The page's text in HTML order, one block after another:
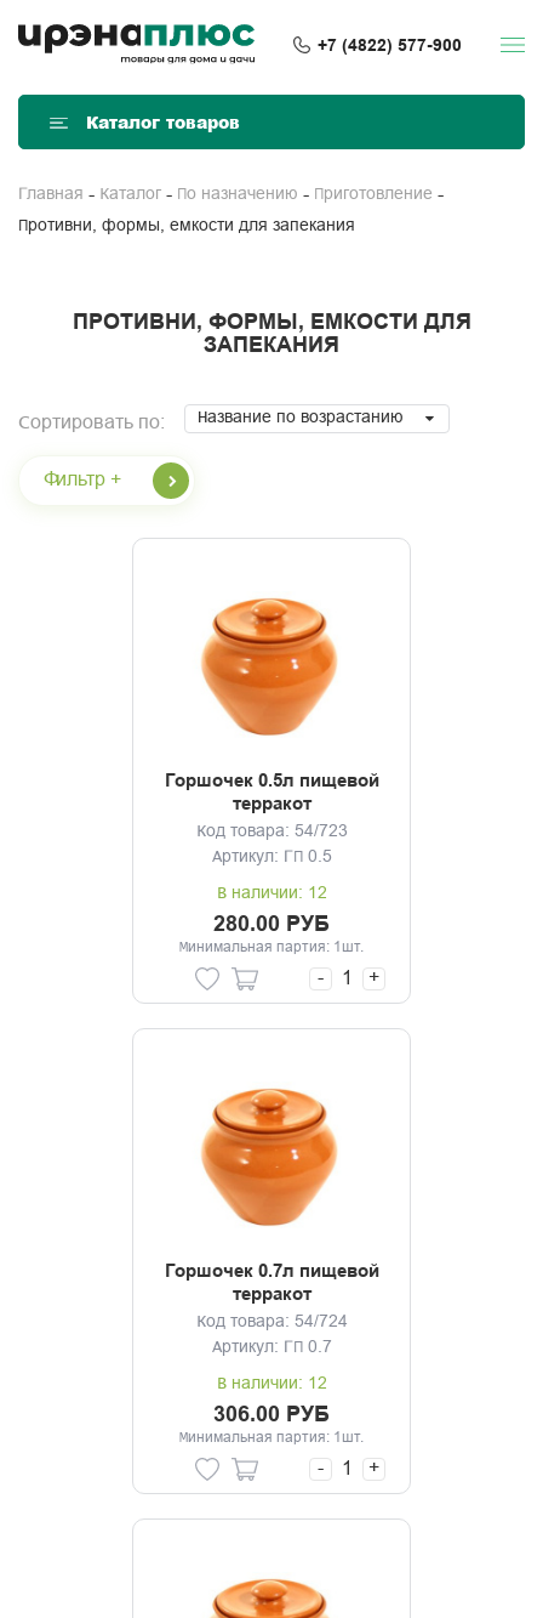
+7 (4822) 577-900
Каталог товаров
Главная Каталог По назначению
Приготовление
Противни, формы, емкости для запекания
ПРОТИВНИ, ФОРМЫ, ЕМКОСТИ ДЛЯ
ЗАПЕКАНИЯ
Сортировать по: Название по возрастанию
Фильтр +
Горшочек 0.5л пищевой
терракот
Код товара: 54/723
Артикул: ГП 0.5
В наличии: 12
280.00 РУБ
Минимальная партия: 1шт.
- +
Горшочек 0.7л пищевой
терракот
Код товара: 54/724
Артикул: ГП 0.7
В наличии: 12
306.00 РУБ
Минимальная партия: 1шт.
- +